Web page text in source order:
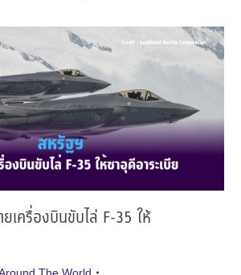
เครื่องบินขับไล่ F-35 ให้
The World